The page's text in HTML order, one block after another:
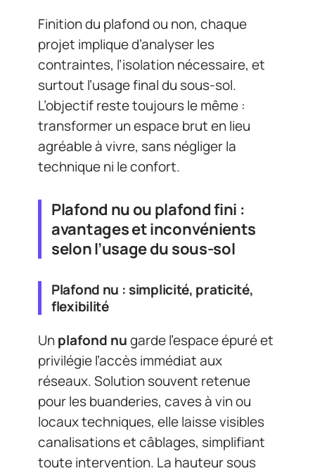
Finition du plafond ou non, chaque
projet implique d’analyser les
contraintes, l’isolation nécessaire, et
surtout l’usage final du sous-sol.
L’objectif reste toujours le même :
transformer un espace brut en lieu
agréable à vivre, sans négliger la
technique ni le confort.
Plafond nu ou plafond fini :
avantages et inconvénients
selon l’usage du sous-sol
Plafond nu : simplicité, praticité,
flexibilité
Unplafond nugarde l’espace épuré et
privilégie l’accès immédiat aux
réseaux. Solution souvent retenue
pour les buanderies, caves à vin ou
locaux techniques, elle laisse visibles
canalisations et câblages, simplifiant
toute intervention. La hauteur sous